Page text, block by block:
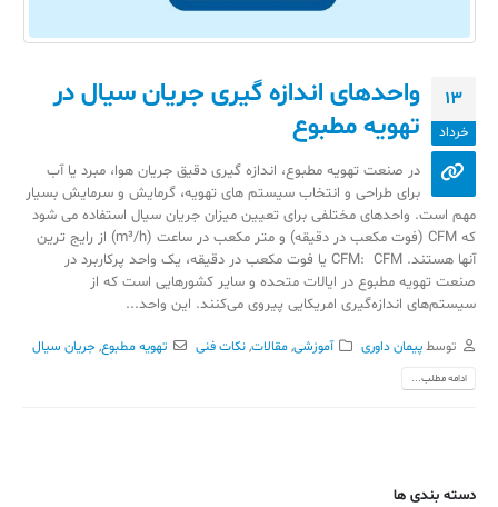
13
خرداد
واحدهای اندازه گیری جریان سیال در
تهویه مطبوع
در صنعت تهویه مطبوع، اندازه گیری دقیق جریان هوا، مبرد یا آب
برای طراحی و انتخاب سیستم های تهویه، گرمایش و سرمایش بسیار
مهم است. واحدهای مختلفی برای تعیین میزان جریان سیال استفاده می شود
که CFM (فوت مکعب در دقیقه) و متر مکعب در ساعت (m³/h) از رایج ترین
آنها هستند. CFM: CFM یا فوت مکعب در دقیقه، یک واحد پرکاربرد در
صنعت تهویه مطبوع در ایالات متحده و سایر کشورهایی است که از
سیستم‌های اندازه‌گیری امریکایی پیروی می‌کنند. این واحد...
توسطپیمان داوری آموزشی,مقالات,نکات فنی تهویه مطبوع,جریان سیال
ادامه مطلب...
دسته بندی ها